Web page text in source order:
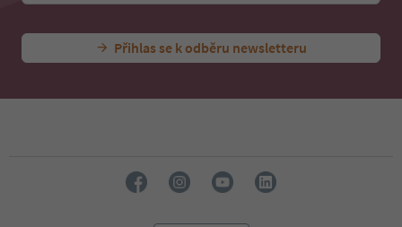
Přihlas se k odběru newsletteru